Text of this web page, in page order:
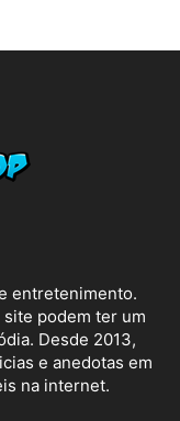
entretenimento.
podem ter um
Desde 2013,
e anedotas em
na internet.